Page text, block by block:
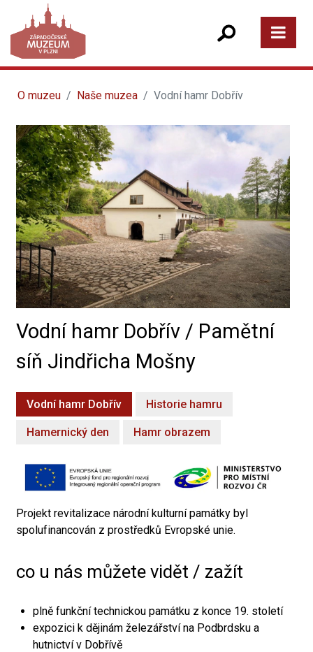
O muzeu Naše muzea Vodní hamr Dobřív
Vodní hamr Dobřív / Pamětní
síň Jindřicha Mošny
Vodní hamr Dobřív Historie hamru
Hamernický den Hamr obrazem
Projekt revitalizace národní kulturní památky byl
spolufinancován z prostředků Evropské unie.
co u nás můžete vidět / zažít
plně funkční technickou památku z konce 19. století
expozici k dějinám železářství na Podbrdsku a
hutnictví v Dobřívě